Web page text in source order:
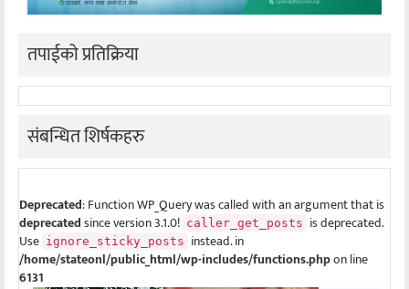
तपाईको प्रतिक्रिया
संबन्धित शिर्षकहरु
Deprecated: Function WP_Query was called with an argument that is
deprecatedsince version 3.1.0! caller_get_posts is deprecated.
Use ignore_sticky_posts instead. in
/home/stateonl/public_html/wp-includes/functions.phpon line
6131